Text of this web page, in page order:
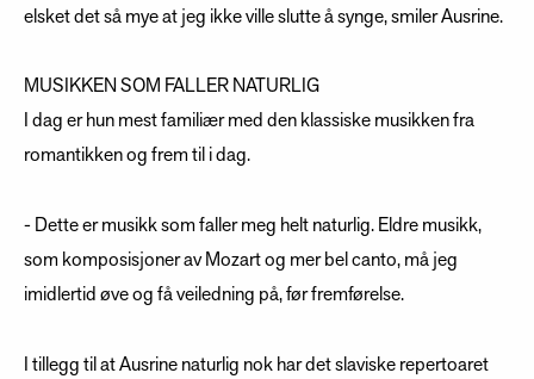
elsket det så mye at jeg ikke ville slutte å synge, smiler Ausrine.
MUSIKKEN SOM FALLER NATURLIG
I dag er hun mest familiær med den klassiske musikken fra
romantikken og frem til i dag.
- Dette er musikk som faller meg helt naturlig. Eldre musikk,
som komposisjoner av Mozart og mer bel canto, må jeg
imidlertid øve og få veiledning på, før fremførelse.
I tillegg til at Ausrine naturlig nok har det slaviske repertoaret